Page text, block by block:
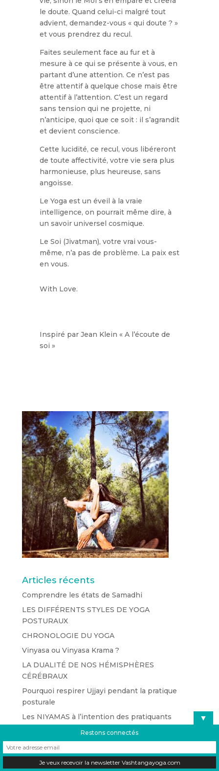
le doute. Quand celui-ci malgré tout
advient, demandez-vous « qui doute ? »
et vous prendrez du recul.
Faites seulement face au fur et à
mesure à ce qui se présente à vous, en
partant d’une attention. Ce n’est pas
être attentif à quelque chose mais être
attentif à l’attention. C’est un regard
sans tension qui ne projette, ni
n’anticipe, quoi que ce soit : il s’agrandit
et devient conscience.
Cette lucidité, ce recul, vous libéreront
de toute affectivité, votre vie sera plus
harmonieuse, plus heureuse, sans
angoisse.
Le Yoga est un éveil à la vraie
intelligence, on pourrait même dire, à
un savoir universel cosmique.
Le Soi (Jivatman), votre vrai vous-
même, n’a pas de problème. La paix est
en vous.
With Love.
Inspiré par Jean Klein « A l’écoute de
soi »
Articles récents
Comprendre les états de Samadhi
LES DIFFÉRENTS STYLES DE YOGA
POSTURAUX
CHRONOLOGIE DU YOGA
Vinyasa ou Vinyasa Krama ?
LA DUALITÉ DE NOS HÉMISPHÈRES
CÉRÉBRAUX
Pourquoi respirer Ujjayi pendant la pratique
posturale
Les NIYAMAS à l’intention des pratiquants
Les YAMAS à l’intention des pratiquants
d’aujourd’hui
Le Yoga est-il un sport ?
▼
Restons connectés